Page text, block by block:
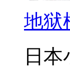
地狱
日